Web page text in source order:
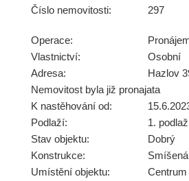
Číslo nemovitosti:
297
Operace:
Vlastnictví:
Osobní
Adresa:
Hazlov
Nemovitost byla již pronajata
K nastěhování od:
Podlaží:
1.
Stav objektu:
Dobrý
Konstrukce:
Smíšená
Umístění objektu: